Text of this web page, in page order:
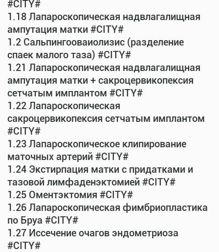
#CITY#
1.18 Лапароскопическая надвлагалищная
ампутация матки #CITY#
1.2 Сальпингооваиолизис (разделение
спаек малого таза) #CITY#
1.21 Лапароскопическая надвлагалищная
ампутация матки + сакроцервикопексия
сетчатым имплантом #CITY#
1.22 Лапароскопическая
сакроцервикопексия сетчатым имплантом
#CITY#
1.23 Лапароскопическое клипирование
маточных артерий #CITY#
1.24 Экстирпация матки с придатками и
тазовой лимфаденэктомией #CITY#
1.25 Оментэктомия #CITY#
1.26 Лапароскопическая фимбриопластика
по Бруа #CITY#
1.27 Иссечение очагов эндометриоза
#CITY#